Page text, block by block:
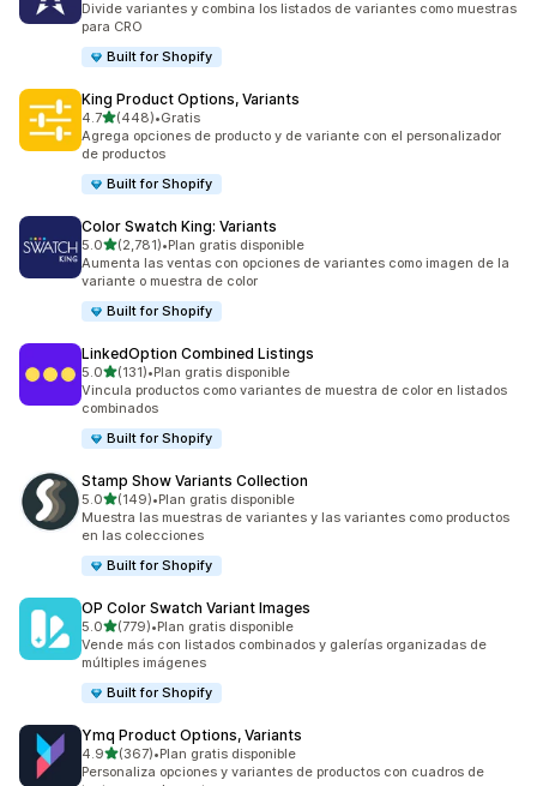
Divide variantes y combina los listados de variantes como muestras
para CRO
Built for Shopify
King Product Options, Variants
4.7de 5 estrellas
(448)
448 reseñas en total
•Gratis
Agrega opciones de producto y de variante con el personalizador
de productos
Built for Shopify
Color Swatch King: Variants
5.0de 5 estrellas
(2,781)
2781 reseñas en total
•Plan gratis disponible
Aumenta las ventas con opciones de variantes como imagen de la
variante o muestra de color
Built for Shopify
LinkedOption Combined Listings
5.0de 5 estrellas
(131)
131 reseñas en total
•Plan gratis disponible
Vincula productos como variantes de muestra de color en listados
combinados
Built for Shopify
Stamp Show Variants Collection
5.0de 5 estrellas
(149)
149 reseñas en total
•Plan gratis disponible
Muestra las muestras de variantes y las variantes como productos
en las colecciones
Built for Shopify
OP Color Swatch Variant Images
5.0de 5 estrellas
(779)
779 reseñas en total
•Plan gratis disponible
Vende más con listados combinados y galerías organizadas de
múltiples imágenes
Built for Shopify
Ymq Product Options, Variants
4.9de 5 estrellas
(367)
367 reseñas en total
•Plan gratis disponible
Personaliza opciones y variantes de productos con cuadros de